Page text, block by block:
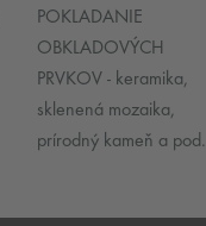
POKLADANIE
OBKLADOVÝCH
PRVKOV - keramika,
sklenená mozaika,
prírodný kameň a pod.